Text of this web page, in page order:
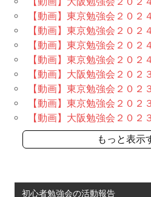
【動画】東京勉強会２０２
【動画】東京勉強会２０２
【動画】東京勉強会２０２
【動画】東京勉強会２０２
【動画】大阪勉強会２０２
【動画】東京勉強会２０２
【動画】東京勉強会２０２
【動画】大阪勉強会２０２
もっと表示
初心者勉強会の活動報告